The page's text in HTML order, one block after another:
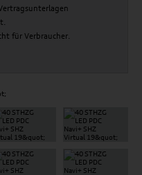
für Verbraucher.